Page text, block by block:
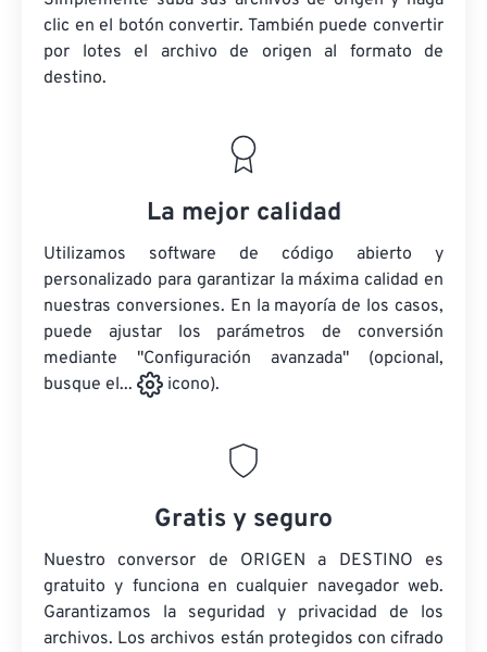
clic en el botón convertir. También puede convertir
por lotes el archivo de origen al formato de
destino.
La mejor calidad
Utilizamos software de código abierto y
personalizado para garantizar la máxima calidad en
nuestras conversiones. En la mayoría de los casos,
puede ajustar los parámetros de conversión
mediante "Configuración avanzada" (opcional,
busque el...
icono).
Gratis y seguro
Nuestro conversor de ORIGEN a DESTINO es
gratuito y funciona en cualquier navegador web.
Garantizamos la seguridad y privacidad de los
archivos. Los archivos están protegidos con cifrado